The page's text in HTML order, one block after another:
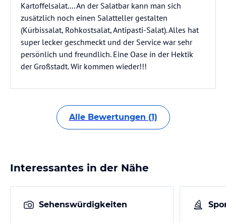
Kartoffelsalat.... An der Salatbar kann man sich
zusätzlich noch einen Salatteller gestalten
(Kürbissalat, Rohkostsalat, Antipasti-Salat). Alles hat
super lecker geschmeckt und der Service war sehr
persönlich und freundlich. Eine Oase in der Hektik
der Großstadt. Wir kommen wieder!!!
Alle Bewertungen (1)
Interessantes in der Nähe
Sehenswürdigkeiten